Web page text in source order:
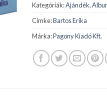
Kategóriák:Ajándék,
Címke:Bartos Erika
Márka:Pagony Kiadó Kft.